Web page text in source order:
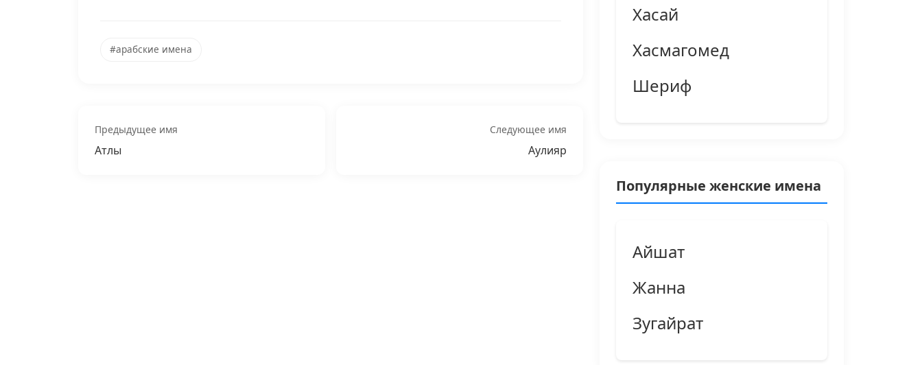
#арабские имена
Предыдущее имя
Атлы
Следующее имя
Аулияр
Хасай
Хасмагомед
Шериф
Популярные женские имена
Айшат
Жанна
Зугайрат